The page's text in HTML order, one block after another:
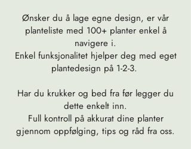
Ønsker du å lage egne design, er vår
planteliste med 100+ planter enkel å
navigere i.
Enkel funksjonalitet hjelper deg med eget
plantedesign på 1-2-3.
Har du krukker og bed fra før legger du
dette enkelt inn.
Full kontroll på akkurat dine planter
gjennom oppfølging, tips og råd fra oss.